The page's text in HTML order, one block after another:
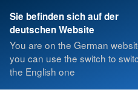
Sie befinden sich auf der
deutschen Website
You are on the German
you can use the switch to
the English one